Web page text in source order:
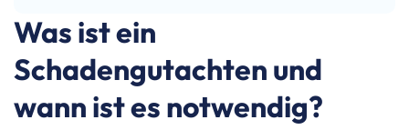
Was ist ein
Schadengutachten und
wann ist es notwendig?